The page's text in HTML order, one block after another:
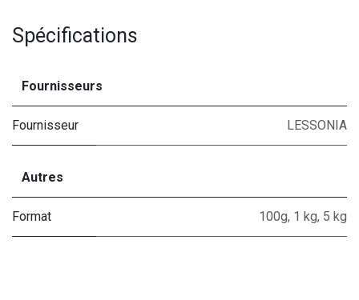
Spécifications
Fournisseurs
Fournisseur LESSONIA
Autres
Format 100g, 1 kg, 5 kg